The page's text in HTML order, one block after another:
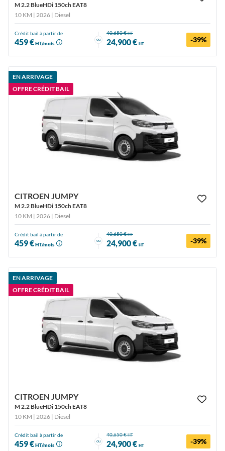
M 2.2 BlueHDi 150ch EAT8
10 KM | 2026 | Diesel
Crédit bail à partir de
459 €HT/mois
ou
40,650 €HT
24,900 € HT -39%
EN ARRIVAGE
OFFRE CRÉDIT BAIL
CITROEN JUMPY
M 2.2 BlueHDi 150ch EAT8
10 KM | 2026 | Diesel
Crédit bail à partir de
459 €HT/mois
ou
40,650 €HT
24,900 € HT -39%
EN ARRIVAGE
OFFRE CRÉDIT BAIL
CITROEN JUMPY
M 2.2 BlueHDi 150ch EAT8
10 KM | 2026 | Diesel
Crédit bail à partir de
459 €HT/mois
ou
40,650 €HT
24,900 € HT -39%